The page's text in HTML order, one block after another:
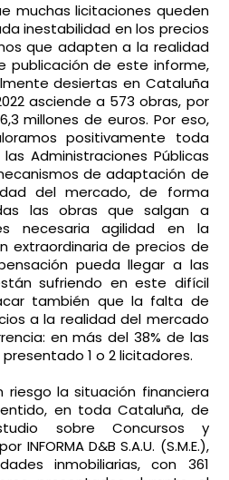
muchas licitaciones queden
inestabilidad en los precios
que adapten a la realidad
publicación de este informe,
desiertas en Cataluña
asciende a 573 obras, por
millones de euros. Por eso,
positivamente toda
Administraciones Públicas
de adaptación de
del mercado, de forma
las obras que salgan a
necesaria agilidad en la
extraordinaria de precios de
pueda llegar a las
sufriendo en este difícil
también que la falta de
a la realidad del mercado
en más del 38% de las
1 o 2 licitadores.
riesgo la situación financiera
en toda Cataluña, de
sobre Concursos y
INFORMA D&B S.A.U. (S.M.E.),
inmobiliarias, con 361